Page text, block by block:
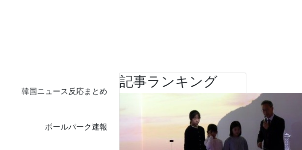
韓国ニュース反応まとめ
ボールパーク速報
記事ランキング